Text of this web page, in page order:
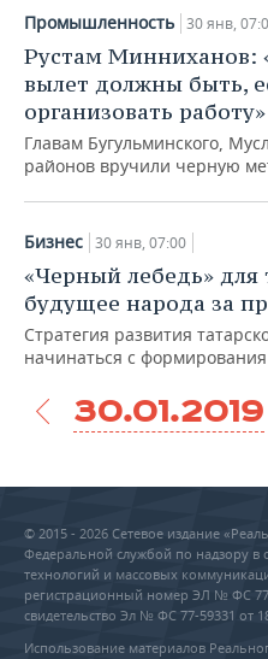
Промышленность 30 янв,
Рустам Минниханов:
вылет должны быть,
организовать работу»
Главам Бугульминского,
районов вручили черную
Бизнес 30 янв, 07:00
«Черный лебедь» для
будущее народа за
Стратегия развития
начинаться с
30.01.2019
© 2015 - 2026 Сетевое издание
Федеральной службой по надзору
технологий и массовых
регистрационный номер ЭЛ № ФС 77
свидетельство Эл № ФС 77-59331 от
Использование материалов